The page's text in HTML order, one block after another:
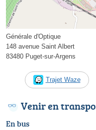
Générale d'Optique
148 avenue Saint Albert
83480 Puget-sur-Argens
Trajet Waze
Venir en
En bus